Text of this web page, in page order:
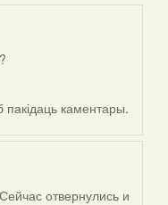
пакідаць каментары.
отвернулись и